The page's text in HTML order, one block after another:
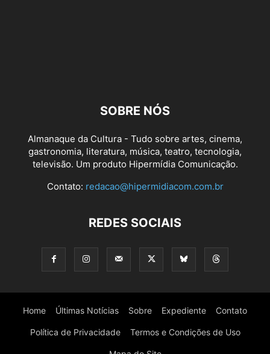
SOBRE NÓS
Almanaque da Cultura - Tudo sobre artes, cinema,
gastronomia, literatura, música, teatro, tecnologia,
televisão. Um produto Hipermídia Comunicação.
Contato: redacao@hipermidiacom.com.br
REDES SOCIAIS
Home Últimas Notícias Sobre Expediente Contato
Política de Privacidade Termos e Condições de Uso